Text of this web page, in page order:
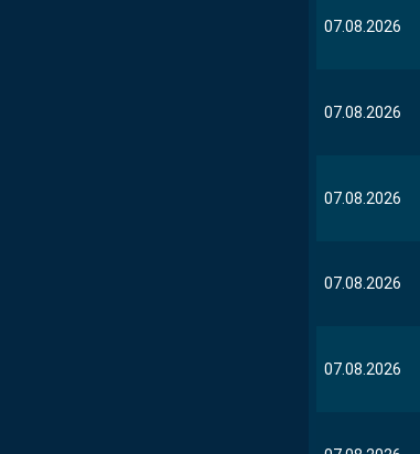
07.08.2026
07.08.2026
07.08.2026
07.08.2026
07.08.2026